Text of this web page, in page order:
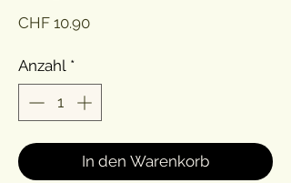
CHF 10.90Preis
Anzahl *
In den Warenkorb